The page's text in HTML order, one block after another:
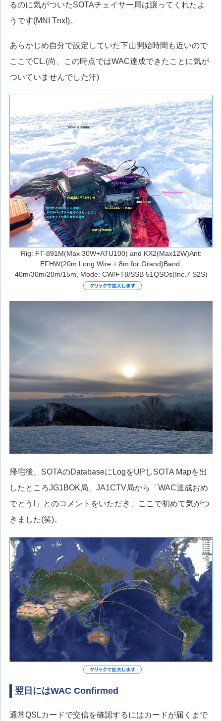
るのに気がついたSOTAチェイサー局は譲ってくれたよ
うです(MNI Tnx!)。
あらかじめ自分で設定していた下山開始時間も近いので
ここでCL.(尚、この時点ではWAC達成できたことに気が
ついていませんでした汗)
Rig: FT-891M(Max 30W+ATU100) and KX2(Max12W)Ant:
EFHW(20m Long Wire + 8m for Grand)Band:
40m/30m/20m/15m, Mode: CW/FT8/SSB 51QSOs(Inc.7 S2S)
帰宅後、SOTAのDatabaseにLogをUPしSOTA Mapを出
したところJG1BOK局、JA1CTV局から「WAC達成おめ
でとう!」とのコメントをいただき、ここで初めて気がつ
きました(笑)。
翌日にはWAC Confirmed
通常QSLカードで交信を確認するにはカードが届くまで